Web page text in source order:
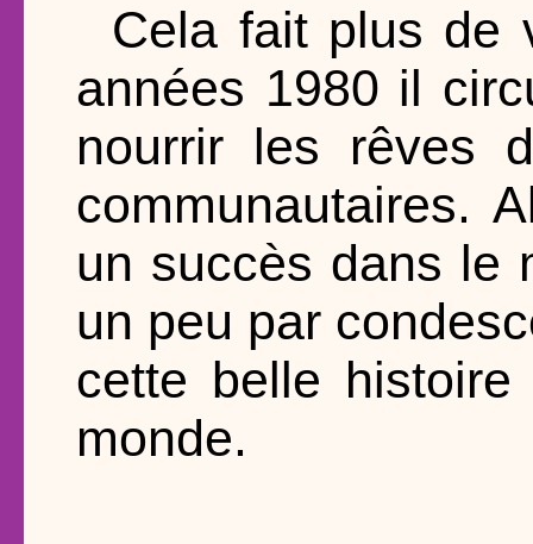
Cela fait plus de
années 1980 il
nourrir les rêves
communautaires.
un succès dans le
un peu par
cette belle
monde.